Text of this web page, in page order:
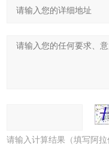
请输入计算结果（填写阿